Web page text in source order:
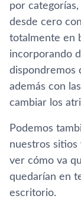
por
desde cero
totalmente en
incorporando
dispondremos
además con
cambiar los
Podemos
nuestros sitios
ver cómo va
quedarían en
escritorio.